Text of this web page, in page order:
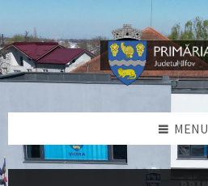
content
left
sidebar
right
sidebar
footer
MENU